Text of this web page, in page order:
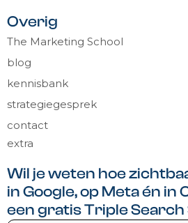
Overig
The Marketing School
blog
kennisbank
strategiegesprek
contact
extra
Wil je weten hoe
in Google, op Meta én in
een gratis Triple Search